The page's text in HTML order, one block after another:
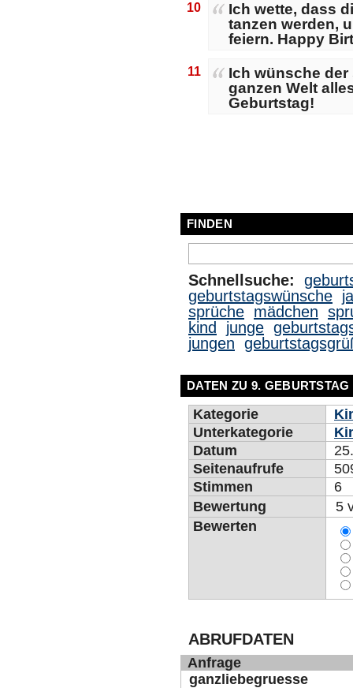
10
Ich wette, dass
tanzen werden,
feiern. Happy
11
Ich wünsche
ganzen Welt
Geburtstag!
FINDEN
Schnellsuche:
geburtstagswünsche
sprüche mädchen
kind
junge
jungen
DATEN ZU 9.
Kategorie
Unterkategorie
Datum
Seitenaufrufe
Stimmen
6
Bewertung
5
Bewerten
ABRUFDATEN
Anfrage
ganzliebegruesse